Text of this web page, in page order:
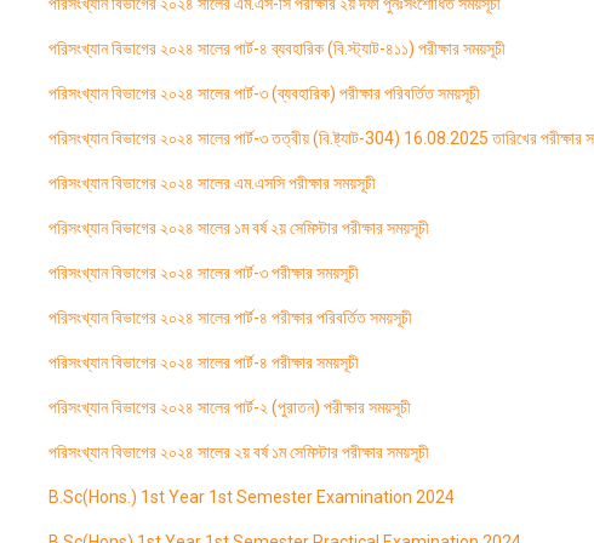
পরিসংখ্যান বিভাগের ২০২৪ সালের পার্ট-৪ ব্যবহারিক (বি.স্ট্যাট-৪১১) পরীক্ষার সময়সূচী
পরিসংখ্যান বিভাগের ২০২৪ সালের পার্ট-৩ (ব্যবহারিক) পরীক্ষার পরিবর্তিত সময়সূচী
পরিসংখ্যান বিভাগের ২০২৪ সালের পার্ট-৩ তত্বীয় (বি.ষ্ট্যাট-304) 16.08.2025 তারিখের পরীক্ষার
পরিসংখ্যান বিভাগের ২০২৪ সালের এম.এসসি পরীক্ষার সময়সূচী
পরিসংখ্যান বিভাগের ২০২৪ সালের ১ম বর্ষ ২য় সেমিস্টার পরীক্ষার সময়সূচী
পরিসংখ্যান বিভাগের ২০২৪ সালের পার্ট-৩ পরীক্ষার সময়সূচী
পরিসংখ্যান বিভাগের ২০২৪ সালের পার্ট-৪ পরীক্ষার পরিবর্তিত সময়সূচী
পরিসংখ্যান বিভাগের ২০২৪ সালের পার্ট-৪ পরীক্ষার সময়সূচী
পরিসংখ্যান বিভাগের ২০২৪ সালের পার্ট-২ (পুরাতন) পরীক্ষার সময়সূচী
পরিসংখ্যান বিভাগের ২০২৪ সালের ২য় বর্ষ ১ম সেমিস্টার পরীক্ষার সময়সূচী
B.Sc(Hons.) 1st Year 1st Semester Examination 2024